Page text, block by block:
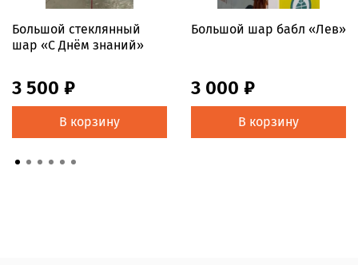
Большой стеклянный
шар «С Днём знаний»
3 500 ₽
В корзину
Большой шар бабл «Лев»
3 000 ₽
В корзину